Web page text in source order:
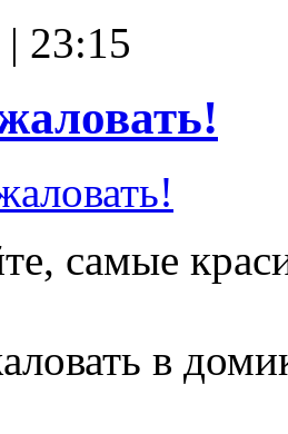
23:15
самые
в